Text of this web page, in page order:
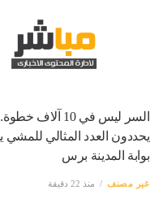
السر ليس في 10
يحددون العدد المثالي للمشي
بوابة المدينة برس
غير مصنف منذ 22 دقيقة